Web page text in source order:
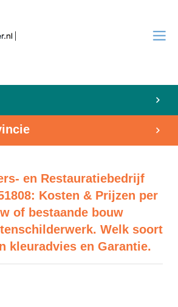
en Restauratiebedrijf
Kosten & Prijzen per
of bestaande bouw
Welk soort
kleuradvies en Garantie.